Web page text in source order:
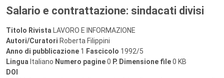
Salario e contrattazione: sindacati divisi
Titolo Rivista LAVORO E INFORMAZIONE
Autori/Curatori Roberta Filippini
Anno di pubblicazione 1 Fascicolo 1992/5
Lingua Italiano Numero pagine0 P. Dimensione file0 KB
DOI